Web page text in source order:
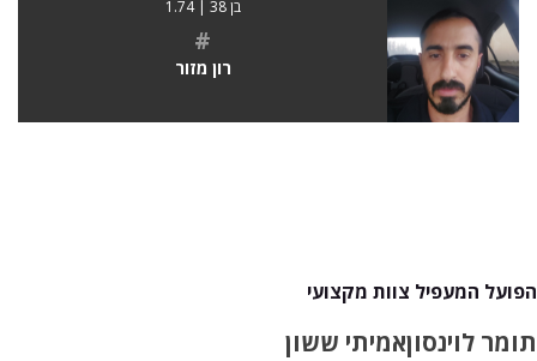
בן 38 | 1.74
#
רון מזור
הפועל המעפיל צוות מקצועי
תומר לוינסוןאמיתי ששון